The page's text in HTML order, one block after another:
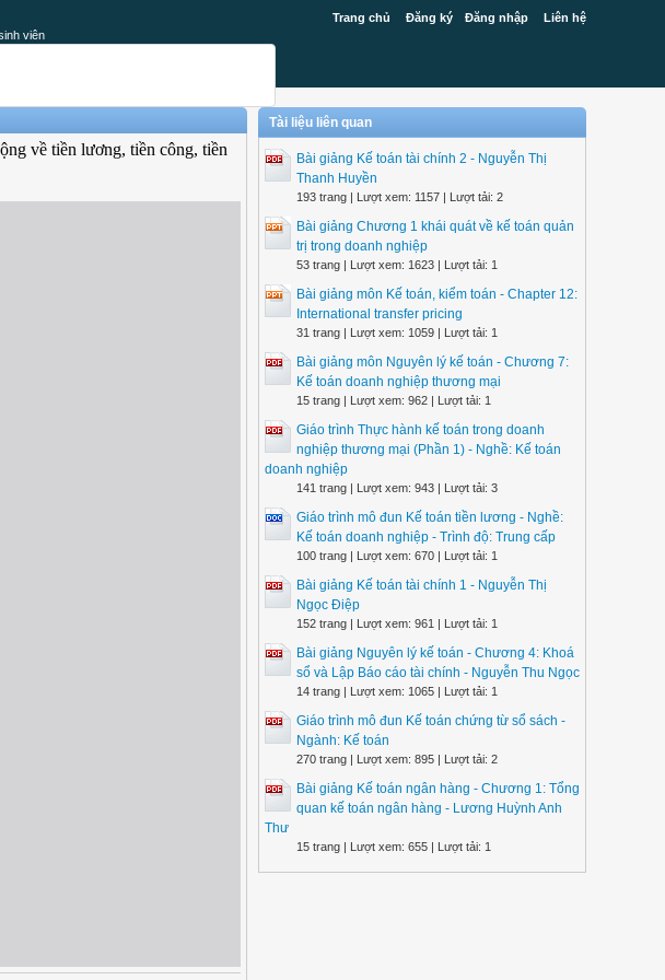
Trang chủ Đăng ký Đăng nhập Liên hệ
viên
về tiền lương, tiền công, tiền
Tài liệu liên quan
Bài giảng Kế toán tài chính 2 - Nguyễn Thị
Thanh Huyền
193 trang | Lượt xem: 1157 | Lượt tải: 2
Bài giảng Chương 1 khái quát về kế toán quản
trị trong doanh nghiệp
53 trang | Lượt xem: 1623 | Lượt tải: 1
Bài giảng môn Kế toán, kiểm toán - Chapter 12:
International transfer pricing
31 trang | Lượt xem: 1059 | Lượt tải: 1
Bài giảng môn Nguyên lý kế toán - Chương 7:
Kế toán doanh nghiệp thương mại
15 trang | Lượt xem: 962 | Lượt tải: 1
Giáo trình Thực hành kế toán trong doanh
nghiệp thương mại (Phần 1) - Nghề: Kế toán
doanh nghiệp
141 trang | Lượt xem: 943 | Lượt tải: 3
Giáo trình mô đun Kế toán tiền lương - Nghề:
Kế toán doanh nghiệp - Trình độ: Trung cấp
100 trang | Lượt xem: 670 | Lượt tải: 1
Bài giảng Kế toán tài chính 1 - Nguyễn Thị
Ngọc Điệp
152 trang | Lượt xem: 961 | Lượt tải: 1
Bài giảng Nguyên lý kế toán - Chương 4: Khoá
sổ và Lập Báo cáo tài chính - Nguyễn Thu Ngọc
14 trang | Lượt xem: 1065 | Lượt tải: 1
Giáo trình mô đun Kế toán chứng từ sổ sách -
Ngành: Kế toán
270 trang | Lượt xem: 895 | Lượt tải: 2
Bài giảng Kế toán ngân hàng - Chương 1: Tổng
quan kế toán ngân hàng - Lương Huỳnh Anh
Thư
15 trang | Lượt xem: 655 | Lượt tải: 1